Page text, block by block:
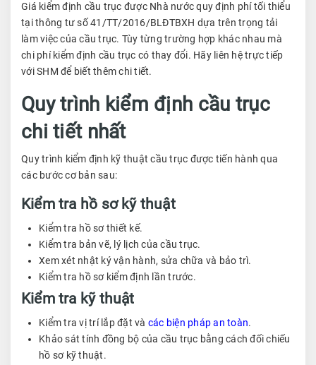
Giá kiểm định cầu trục được Nhà nước quy định phí tối thiểu
tại thông tư số 41/TT/2016/BLĐTBXH dựa trên trọng tải
làm việc của cầu trục. Tùy từng trường hợp khác nhau mà
chi phí kiểm định cầu trục có thay đổi. Hãy liên hệ trực tiếp
với SHM để biết thêm chi tiết.
Quy trình kiểm định cầu trục
chi tiết nhất
Quy trình kiểm định kỹ thuật cầu trục được tiến hành qua
các bước cơ bản sau:
Kiểm tra hồ sơ kỹ thuật
Kiểm tra hồ sơ thiết kế.
Kiểm tra bản vẽ, lý lịch của cầu trục.
Xem xét nhật ký vận hành, sửa chữa và bảo trì.
Kiểm tra hồ sơ kiểm định lần trước.
Kiểm tra kỹ thuật
Kiểm tra vị trí lắp đặt và các biện pháp an toàn.
Khảo sát tính đồng bộ của cầu trục bằng cách đối chiếu
hồ sơ kỹ thuật.